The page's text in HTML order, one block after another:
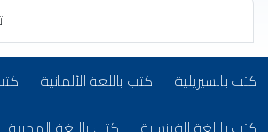
كتب بلغات أخرى
كتب بالسيريلية(opens in new tab) كتب باللغة الألمانية(opens in new tab)
(opens in new tab)
(opens in new tab)
(opens in new tab)